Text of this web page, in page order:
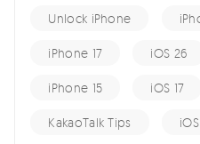
Unlock iPhone
iPhone 17 iOS 26
iPhone 15 iOS 17
KakaoTalk Tips